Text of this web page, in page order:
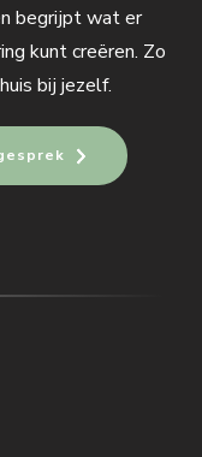
begrijpt wat er
kunt creëren. Zo
bij jezelf.